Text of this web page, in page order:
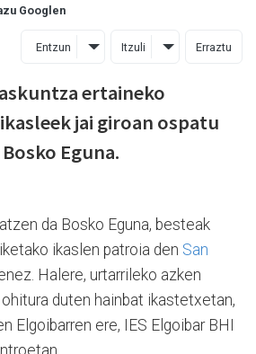
Googlen
Entzun Itzuli Erraztu
ertaineko
jai giroan ospatu
Eguna.
da Bosko Eguna, besteak
ikaslen patroia den San
Halere, urtarrileko azken
duten hainbat ikastetxetan,
Elgoibarren ere, IES Elgoibar BHI